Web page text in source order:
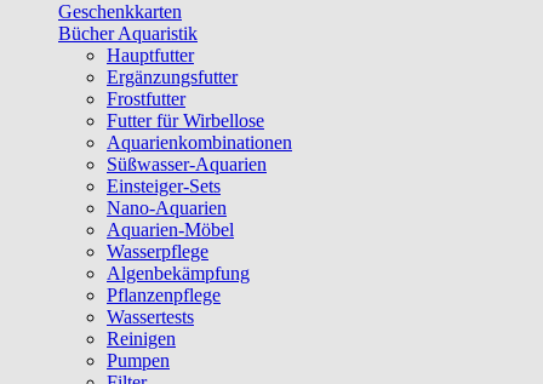
Geschenkkarten
Bücher Aquaristik
Hauptfutter
Ergänzungsfutter
Frostfutter
Futter für Wirbellose
Aquarienkombinationen
Süßwasser-Aquarien
Einsteiger-Sets
Nano-Aquarien
Aquarien-Möbel
Wasserpflege
Algenbekämpfung
Pflanzenpflege
Wassertests
Reinigen
Pumpen